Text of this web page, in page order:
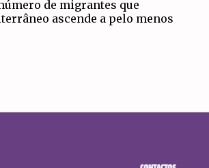
de migrantes que
ascende a pelo menos